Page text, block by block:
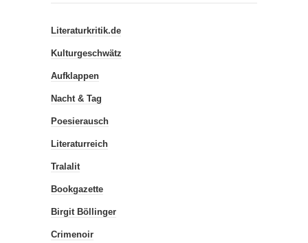
Literaturkritik.de
Kulturgeschwätz
Aufklappen
Nacht & Tag
Poesierausch
Literaturreich
Tralalit
Bookgazette
Birgit Böllinger
Crimenoir